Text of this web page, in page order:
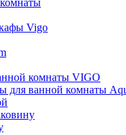
Vigo
комнаты VIGO
для ванной комнаты